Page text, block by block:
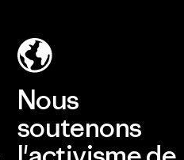
Nous
soutenons